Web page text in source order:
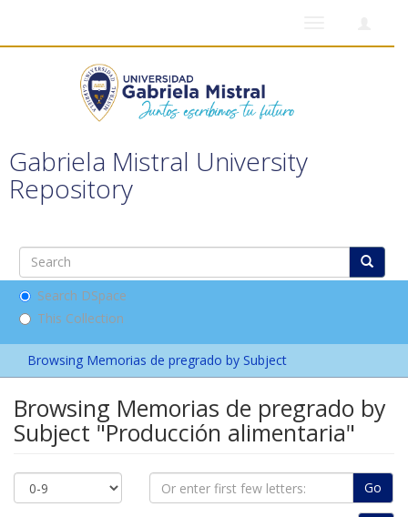
Gabriela Mistral University
Repository
Search DSpace
This Collection
Browsing Memorias de pregrado by Subject
Browsing Memorias de pregrado by
Subject "Producción alimentaria"
Go